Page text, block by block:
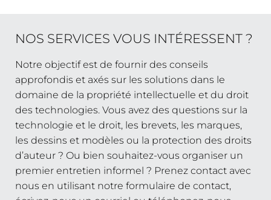
NOS SERVICES VOUS INTÉRESSENT ?
Notre objectif est de fournir des conseils
approfondis et axés sur les solutions dans le
domaine de la propriété intellectuelle et du droit
des technologies. Vous avez des questions sur la
technologie et le droit, les brevets, les marques,
les dessins et modèles ou la protection des droits
d’auteur ? Ou bien souhaitez-vous organiser un
premier entretien informel ? Prenez contact avec
nous en utilisant notre formulaire de contact,